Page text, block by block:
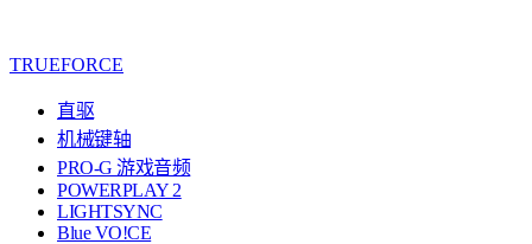
TRUEFORCE
直驱
机械键轴
PRO-G 游戏音频
POWERPLAY 2
LIGHTSYNC
Blue VO!CE